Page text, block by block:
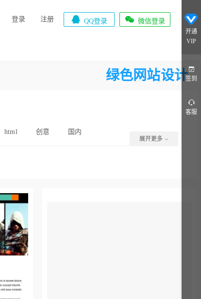
登录 注册  QQ登录  微信登录
绿色网站设计
html 创意 国内
排版模板
展开更多
开通
VIP
签到
客服